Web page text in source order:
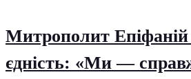
Митрополит
єдність: «Ми —